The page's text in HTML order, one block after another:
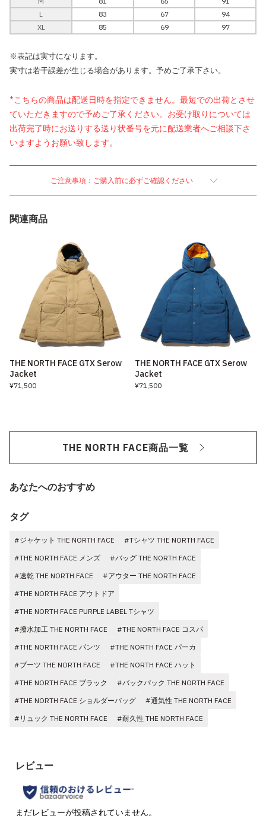
L
83 67
94
XL
85 69 97
※表記は実寸になります。
実寸は若干誤差が生じる場合があります。予めご了承下さい。
*こちらの商品は配送日時を指定できません。最短での出荷とさせ
ていただきますので予めご了承ください。お受け取りについては
出荷完了時にお送りする送り状番号を元に配送業者へご相談下さ
いますようお願い致します。
ご注意事項：ご購入前に必ずご確認ください
関連商品
THE NORTH FACE GTX Serow
Jacket
¥71,500
THE NORTH FACE GTX Serow
Jacket
¥71,500
THE NORTH FACE商品一覧
あなたへのおすすめ
タグ
#ジャケット THE NORTH FACE
#Tシャツ THE NORTH FACE
#THE NORTH FACE メンズ
#バッグ THE NORTH FACE
#速乾 THE NORTH FACE
#アウター THE NORTH FACE
#THE NORTH FACE アウトドア
#THE NORTH FACE PURPLE LABEL Tシャツ
#撥水加工 THE NORTH FACE
#THE NORTH FACE コスパ
#THE NORTH FACE パンツ
#THE NORTH FACE パーカ
#ブーツ THE NORTH FACE
#THE NORTH FACE ハット
#THE NORTH FACE ブラック
#バックパック THE NORTH FACE
#THE NORTH FACE ショルダーバッグ
#通気性 THE NORTH FACE
#リュック THE NORTH FACE
#耐久性 THE NORTH FACE